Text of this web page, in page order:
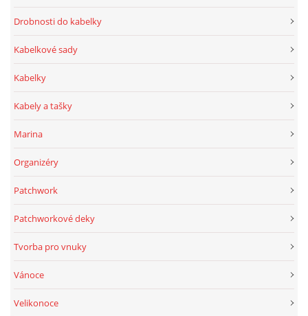
Drobnosti do kabelky
Kabelkové sady
Kabelky
Kabely a tašky
Marina
Organizéry
Patchwork
Patchworkové deky
Tvorba pro vnuky
Vánoce
Velikonoce